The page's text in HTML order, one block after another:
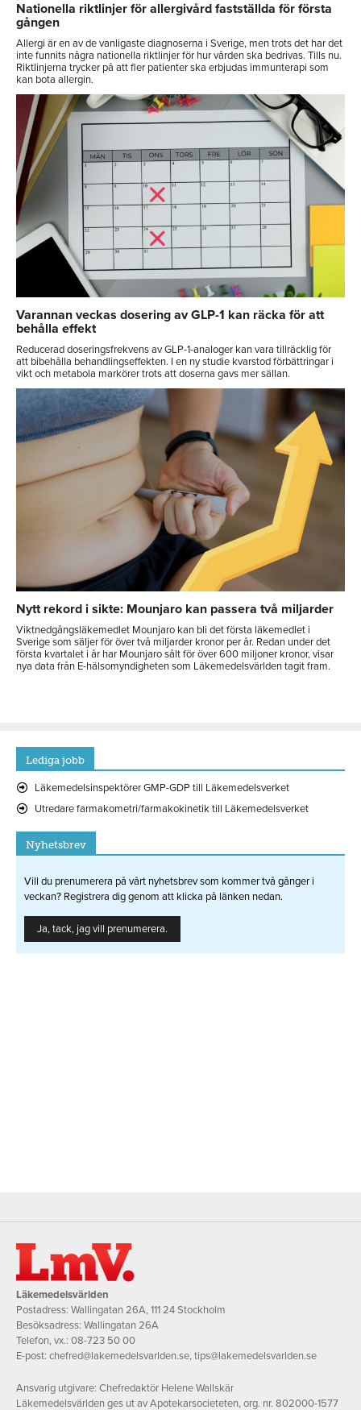
Nationella riktlinjer för allergivård fastställda för första
gången
Allergi är en av de vanligaste diagnoserna i Sverige, men trots det har det
inte funnits några nationella riktlinjer för hur vården ska bedrivas. Tills nu.
Riktlinjerna trycker på att fler patienter ska erbjudas immunterapi som
kan bota allergin.
Varannan veckas dosering av GLP-1 kan räcka för att
behålla effekt
Reducerad doseringsfrekvens av GLP-1-analoger kan vara tillräcklig för
att bibehålla behandlingseffekten. I en ny studie kvarstod förbättringar i
vikt och metabola markörer trots att doserna gavs mer sällan.
Nytt rekord i sikte: Mounjaro kan passera två miljarder
Viktnedgångsläkemedlet Mounjaro kan bli det första läkemedlet i
Sverige som säljer för över två miljarder kronor per år. Redan under det
första kvartalet i år har Mounjaro sålt för över 600 miljoner kronor, visar
nya data från E-hälsomyndigheten som Läkemedelsvärlden tagit fram.
Lediga jobb
Läkemedelsinspektörer GMP-GDP till Läkemedelsverket
Utredare farmakometri/farmakokinetik till Läkemedelsverket
Nyhetsbrev
Vill du prenumerera på vårt nyhetsbrev som kommer två gånger i
veckan? Registrera dig genom att klicka på länken nedan.
Ja, tack, jag vill prenumerera.
Läkemedelsvärlden
Postadress: Wallingatan 26A, 111 24 Stockholm
Besöksadress: Wallingatan 26A
Telefon, vx.: 08-723 50 00
E-post: chefred@lakemedelsvarlden.se,tips@lakemedelsvarlden.se
Ansvarig utgivare: Chefredaktör Helene Wallskär
Läkemedelsvärlden ges ut av Apotekarsocieteten, org. nr. 802000-1577